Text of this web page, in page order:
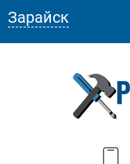
Зарайск